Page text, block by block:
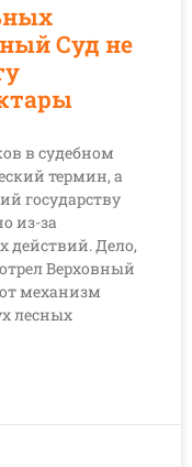
Суд не
в судебном
термин, а
государству
из-за
действий. Дело,
Верховный
механизм
лесных